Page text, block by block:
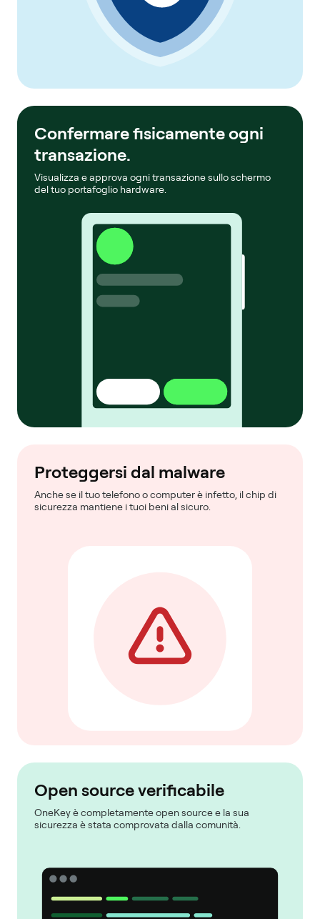
Confermare fisicamente ogni
transazione.
Visualizza e approva ogni transazione sullo schermo
del tuo portafoglio hardware.
Proteggersi dal malware
Anche se il tuo telefono o computer è infetto, il chip di
sicurezza mantiene i tuoi beni al sicuro.
Open source verificabile
OneKey è completamente open source e la sua
sicurezza è stata comprovata dalla comunità.